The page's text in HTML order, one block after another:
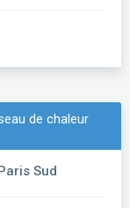
de chaleur
Sud